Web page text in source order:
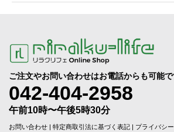
ご注文やお問い合わせはお電話からも可能で
042-404-2958
午前10時〜午後5時30分
お問い合わせ| 特定商取引法に基づく表記| プライバシ